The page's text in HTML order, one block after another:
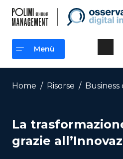
contenuto
Menù
Menù
Home / Risorse / Business
La
grazie